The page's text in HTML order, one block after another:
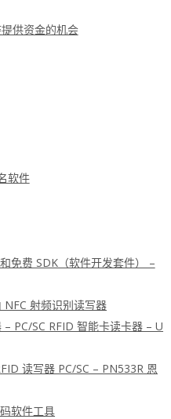
供资金的机会
软件
免费 SDK（软件开发套件） –
射频识别读写器
PC/SC RFID 智能卡读卡器 – U
读写器 PC/SC – PN533R 恩
软件工具